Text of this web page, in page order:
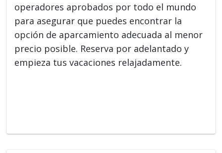
operadores aprobados por todo el mundo
para asegurar que puedes encontrar la
opción de aparcamiento adecuada al menor
precio posible. Reserva por adelantado y
empieza tus vacaciones relajadamente.